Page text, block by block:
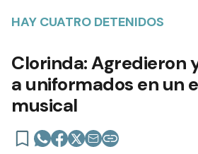
HAY CUATRO DETENIDOS
Clorinda: Agredieron
a uniformados en un
musical